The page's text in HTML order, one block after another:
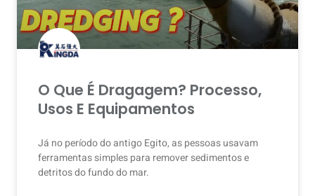
O Que É Dragagem? Processo,
Usos E Equipamentos
Já no período do antigo Egito, as pessoas usavam
ferramentas simples para remover sedimentos e
detritos do fundo do mar.